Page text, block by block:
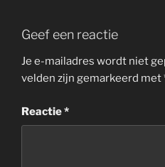
Geef een reactie
Je e-mailadres wordt niet
velden zijn gemarkeerd met
Reactie*